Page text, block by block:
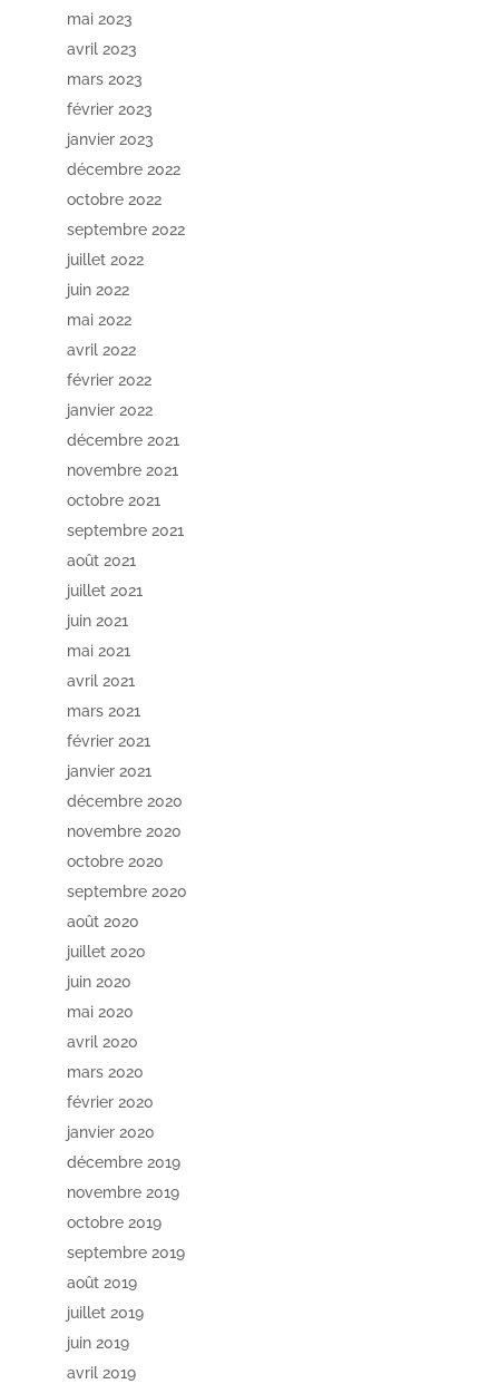
mai 2023
avril 2023
mars 2023
février 2023
janvier 2023
décembre 2022
octobre 2022
septembre 2022
juillet 2022
juin 2022
mai 2022
avril 2022
février 2022
janvier 2022
décembre 2021
novembre 2021
octobre 2021
septembre 2021
août 2021
juillet 2021
juin 2021
mai 2021
avril 2021
mars 2021
février 2021
janvier 2021
décembre 2020
novembre 2020
octobre 2020
septembre 2020
août 2020
juillet 2020
juin 2020
mai 2020
avril 2020
mars 2020
février 2020
janvier 2020
décembre 2019
novembre 2019
octobre 2019
septembre 2019
août 2019
juillet 2019
juin 2019
avril 2019